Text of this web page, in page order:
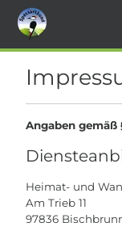
Angaben gemäß
Heimat- und
Am Trieb 11
97836